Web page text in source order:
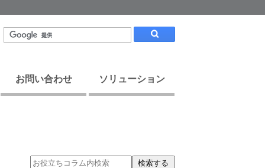
お問い合わせ ソリューション
検索する